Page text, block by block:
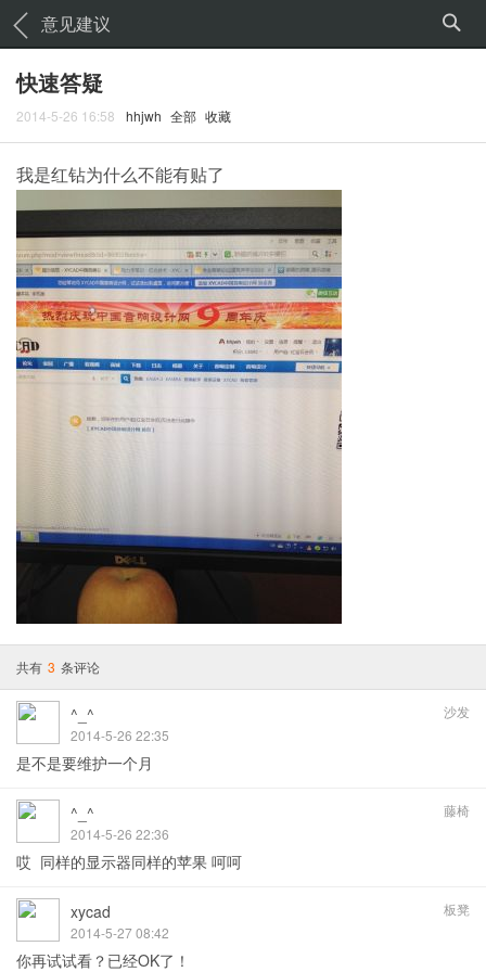
意见建议
快速答疑
2014-5-26 16:58 hhjwh 全部 收藏
我是红钻为什么不能有贴了
共有 3 条评论
沙发
^_^
2014-5-26 22:35
是不是要维护一个月
藤椅
^_^
2014-5-26 22:36
哎 同样的显示器同样的苹果 呵呵
板凳
xycad
2014-5-27 08:42
你再试试看？已经OK了！